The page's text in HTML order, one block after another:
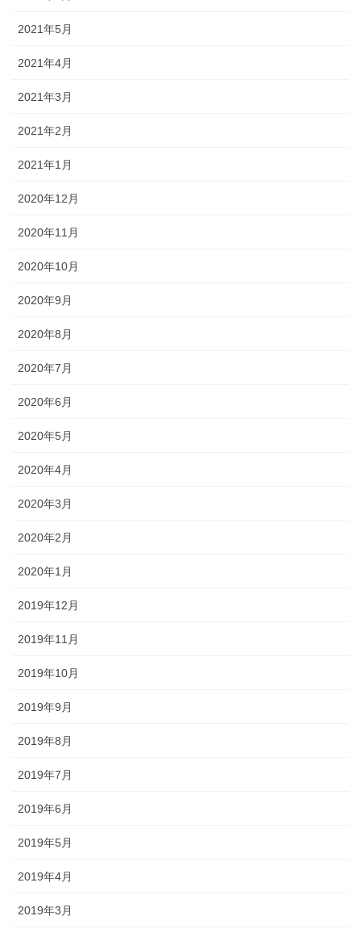
2021年5月
2021年4月
2021年3月
2021年2月
2021年1月
2020年12月
2020年11月
2020年10月
2020年9月
2020年8月
2020年7月
2020年6月
2020年5月
2020年4月
2020年3月
2020年2月
2020年1月
2019年12月
2019年11月
2019年10月
2019年9月
2019年8月
2019年7月
2019年6月
2019年5月
2019年4月
2019年3月